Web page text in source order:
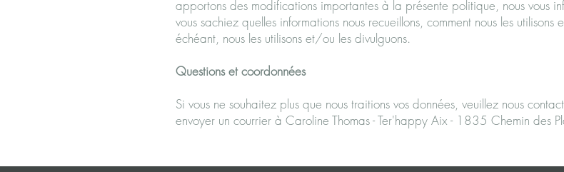
apportons des modifications importantes à la présente politique, nous vous
vous sachiez quelles informations nous recueillons, comment nous les
échéant, nous les utilisons et/ou les divulguons.
Questions et coordonnées
Si vous ne souhaitez plus que nous traitions vos données, veuillez nous
envoyer un courrier à Caroline Thomas - Ter'happy Aix - 1835 Chemin des